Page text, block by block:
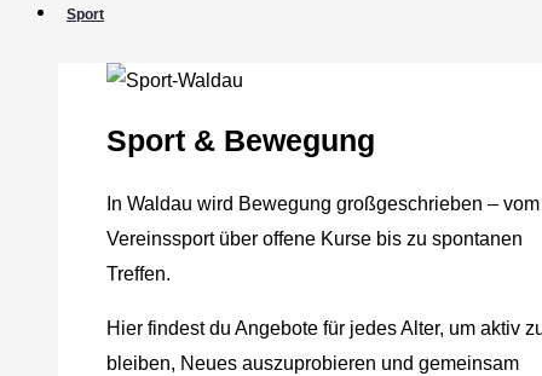
Sport
Sport & Bewegung
In Waldau wird Bewegung großgeschrieben – vom
Vereinssport über offene Kurse bis zu spontanen
Treffen.
Hier findest du Angebote für jedes Alter, um aktiv
bleiben, Neues auszuprobieren und gemeinsam